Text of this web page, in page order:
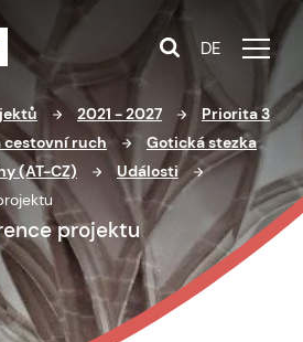
DE
2021 - 2027
Priorita 3
cestovní ruch
Gotická stezka
(AT-CZ)
Události
projektu